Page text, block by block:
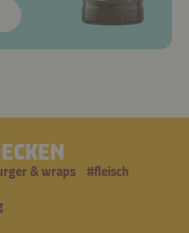
& wraps #fleisch